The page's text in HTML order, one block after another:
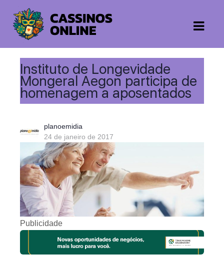
Instituto de Longevidade
Mongeral Aegon participa de
homenagem a aposentados
planoemidia
24 de janeiro de 2017
Publicidade